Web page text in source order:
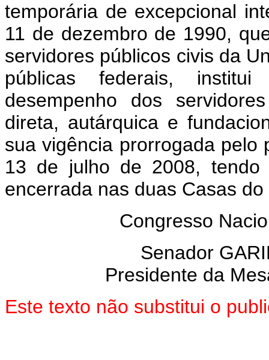
temporária de excepcional
11 de dezembro de 1990,
servidores públicos civis da
públicas federais,
desempenho dos
direta, autárquica e
sua vigência prorrogada
13 de julho de 2008,
encerrada nas duas Casas
Congresso
Senador
Presidente da
Este texto não substitui o